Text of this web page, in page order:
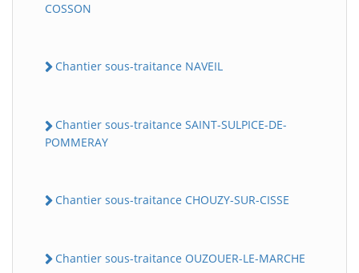
COSSON
Chantier sous-traitance NAVEIL
Chantier sous-traitance SAINT-SULPICE-DE-
POMMERAY
Chantier sous-traitance CHOUZY-SUR-CISSE
Chantier sous-traitance OUZOUER-LE-MARCHE